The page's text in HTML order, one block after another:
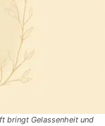
bringt Gelassenheit und